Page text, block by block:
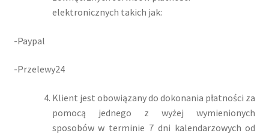
elektronicznych takich jak:
-Paypal
-Przelewy24
Klient jest obowiązany do dokonania płatności za
pomocą jednego z wyżej wymienionych
sposobów w terminie 7 dni kalendarzowych od